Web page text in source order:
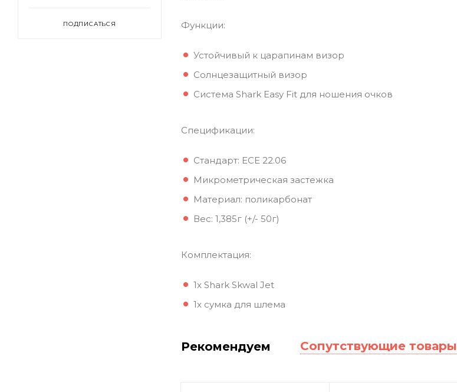
Функции:
Устойчивый к царапинам визор
Солнцезащитный визор
Система Shark Easy Fit для ношения очков
Спецификации:
Стандарт: ECE 22.06
Микрометрическая застежка
Материал: поликарбонат
Вес: 1,385г (+/- 50г)
Комплектация:
1x Shark Skwal Jet
1x сумка для шлема
Рекомендуем Сопутствующие товары
ПОДПИСАТЬСЯ